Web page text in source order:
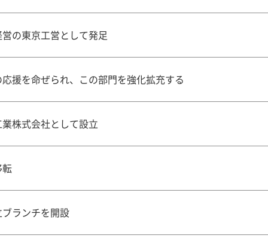
の東京工営として発足
援を命ぜられ、この部門を強化拡充する
株式会社として設立
ランチを開設